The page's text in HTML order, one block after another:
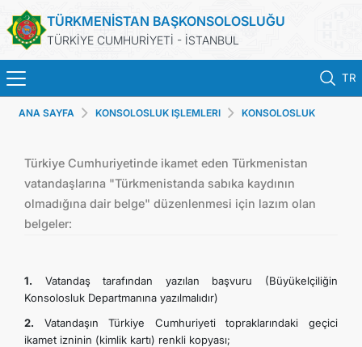
TÜRKMENİSTAN BAŞKONSOLOSLUĞU
TÜRKİYE CUMHURİYETİ - İSTANBUL
TR
ANA SAYFA
HABERLER
TÜRKMENISTAN
KONSOLOSLUK IŞLEMLERI
DB
ANA SAYFA KONSOLOSLUK IŞLEMLERI KONSOLOSLUK
Türkiye Cumhuriyetinde ikamet eden Türkmenistan
vatandaşlarına "Türkmenistanda sabıka kaydının
olmadığına dair belge" düzenlenmesi için lazım olan
belgeler:
1. Vatandaş tarafından yazılan başvuru (Büyükelçiliğin
Konsolosluk Departmanına yazılmalıdır)
2. Vatandaşın Türkiye Cumhuriyeti topraklarındaki geçici
ikamet izninin (kimlik kartı) renkli kopyası;